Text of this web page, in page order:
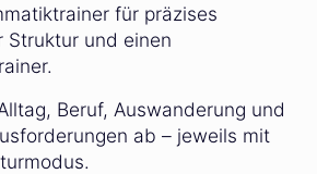
für präzises
Struktur und einen
Beruf, Auswanderung und
ab – jeweils mit